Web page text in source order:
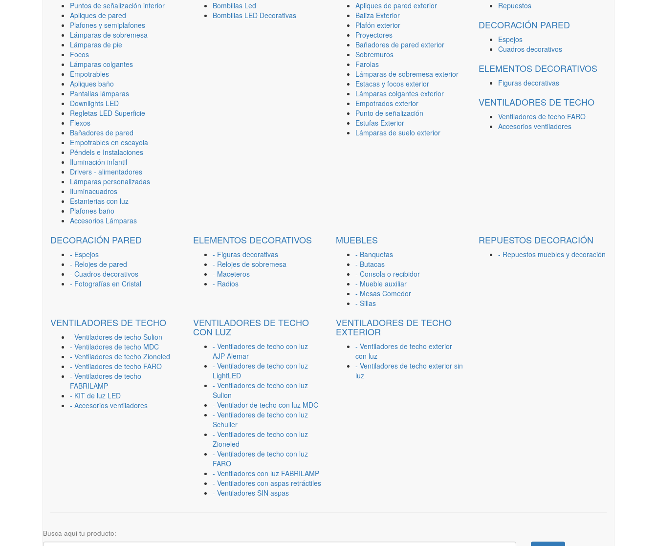
Puntos de señalización interior
Apliques de pared
Plafones y semiplafones
Lámparas de sobremesa
Lámparas de pie
Focos
Lámparas colgantes
Empotrables
Apliques baño
Pantallas lámparas
Downlights LED
Regletas LED Superficie
Flexos
Bañadores de pared
Empotrables en escayola
Péndels e Instalaciones
Iluminación infantil
Drivers - alimentadores
Lámparas personalizadas
Iluminacuadros
Estanterias con luz
Plafones baño
Accesorios Lámparas
Bombillas Led
Bombillas LED Decorativas
Apliques de pared exterior
Baliza Exterior
Plafón exterior
Proyectores
Bañadores de pared exterior
Sobremuros
Farolas
Lámparas de sobremesa exterior
Estacas y focos exterior
Lámparas colgantes exterior
Empotrados exterior
Punto de señalización
Estufas Exterior
Lámparas de suelo exterior
Repuestos
DECORACIÓN PARED
Espejos
Cuadros decorativos
ELEMENTOS DECORATIVOS
Figuras decorativas
VENTILADORES DE TECHO
Ventiladores de techo FARO
Accesorios ventiladores
DECORACIÓN PARED
- Espejos
- Relojes de pared
- Cuadros decorativos
- Fotografías en Cristal
ELEMENTOS DECORATIVOS
- Figuras decorativas
- Relojes de sobremesa
- Maceteros
- Radios
MUEBLES
- Banquetas
- Butacas
- Consola o recibidor
- Mueble auxiliar
- Mesas Comedor
- Sillas
REPUESTOS DECORACIÓN
- Repuestos muebles y decoración
VENTILADORES DE TECHO
- Ventiladores de techo Sulion
- Ventiladores de techo MDC
- Ventiladores de techo Zioneled
- Ventiladores de techo FARO
- Ventiladores de techo
FABRILAMP
- KIT de luz LED
- Accesorios ventiladores
VENTILADORES DE TECHO
CON LUZ
- Ventiladores de techo con luz
AJP Alemar
- Ventiladores de techo con luz
LightLED
- Ventiladores de techo con luz
Sulion
- Ventilador de techo con luz MDC
- Ventiladores de techo con luz
Schuller
- Ventiladores de techo con luz
Zioneled
- Ventiladores de techo con luz
FARO
- Ventiladores con luz FABRILAMP
- Ventiladores con aspas retráctiles
- Ventiladores SIN aspas
VENTILADORES DE TECHO
EXTERIOR
- Ventiladores de techo exterior
con luz
- Ventiladores de techo exterior sin
luz
Busca aqui tu producto: